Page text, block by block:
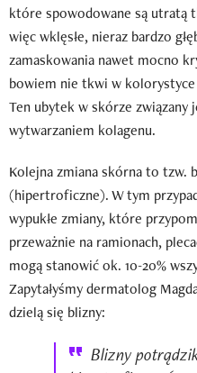
które spowodowane są utratą
więc wklęsłe, nieraz bardzo
zamaskowania nawet mocno
bowiem nie tkwi w kolorystyce
Ten ubytek w skórze związany
wytwarzaniem kolagenu.
Kolejna zmiana skórna to tzw.
(hipertroficzne). W tym
wypukłe zmiany, które
przeważnie na ramionach,
mogą stanowić ok. 10-20%
Zapytałyśmy dermatolog
dzielą się blizny:
Blizny